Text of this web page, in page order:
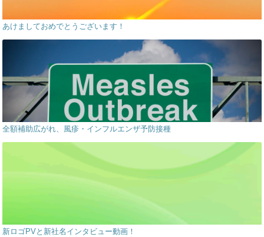
あけましておめでとうございます！
全額補助広がれ、風疹・インフルエンザ予防接種
新ロゴPVと新社名インタビュー動画！